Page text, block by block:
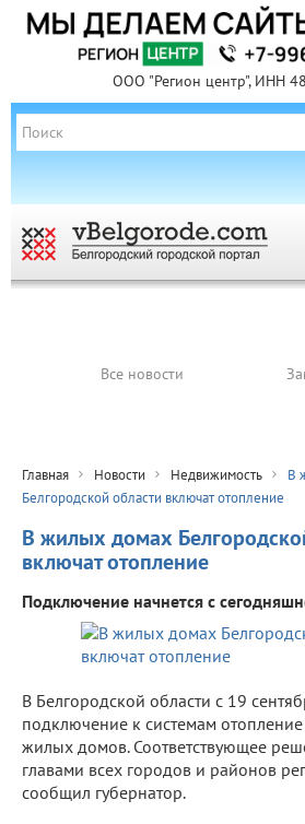
ООО "Регион центр", ИНН
Все новости
Главная Новости Недвижимость
В
Белгородской области включат отопление
В жилых домах
включат отопление
Подключение начнется с
В Белгородской области с 19
подключение к системам
жилых домов. Соответствующее
главами всех городов и районов
сообщил губернатор.